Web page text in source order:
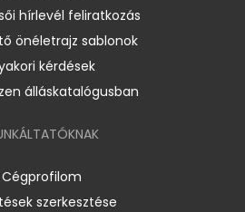
hírlevél feliratkozás
önéletrajz sablonok
kérdések
álláskatalógusban
Cégprofilom
szerkesztése